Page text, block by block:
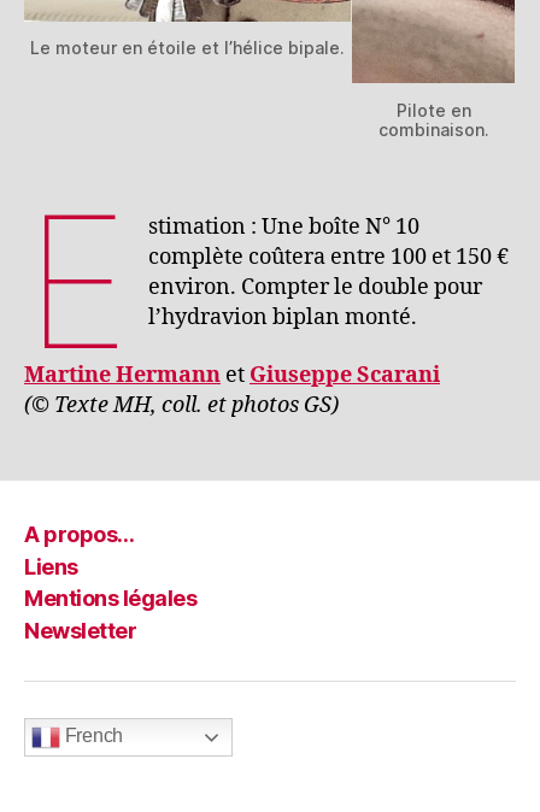
Le moteur en étoile et l’hélice bipale.
Pilote en
combinaison.
E
stimation : Une boîte N° 10
complète coûtera entre 100 et 150 €
environ. Compter le double pour
l’hydravion biplan monté.
Martine Hermann et Giuseppe Scarani
(© Texte MH, coll. et photos GS)
A propos…
Liens
Mentions légales
Newsletter
French